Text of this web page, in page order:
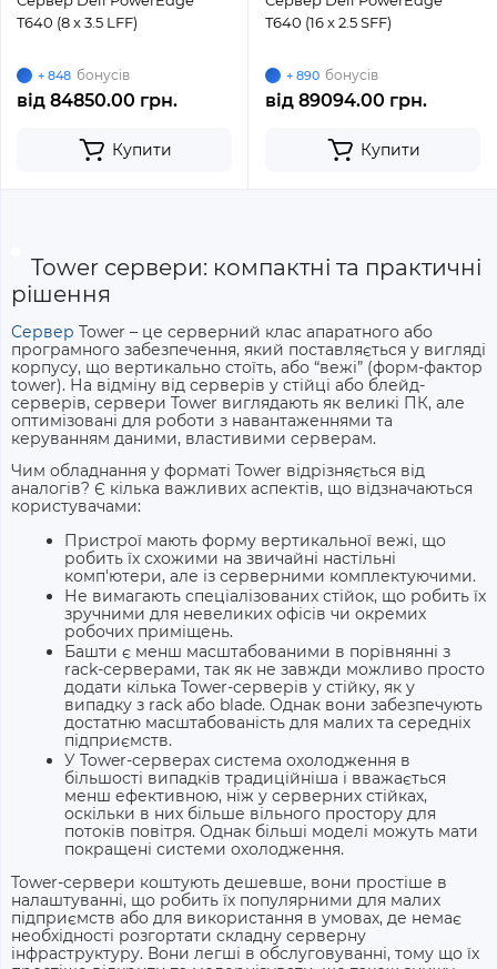
T640 (8 x 3.5 LFF)
+ 848 бонусів
від 84850.00 грн.
Купити
T640 (16 x 2.5 SFF)
+ 890 бонусів
від 89094.00 грн.
Купити
Tower сервери: компактні та практичні
рішення
Сервер Tower – це серверний клас апаратного або
програмного забезпечення, який поставляється у вигляді
корпусу, що вертикально стоїть, або “вежі” (форм-фактор
tower). На відміну від серверів у стійці або блейд-
серверів, сервери Tower виглядають як великі ПК, але
оптимізовані для роботи з навантаженнями та
керуванням даними, властивими серверам.
Чим обладнання у форматі Tower відрізняється від
аналогів? Є кілька важливих аспектів, що відзначаються
користувачами:
Пристрої мають форму вертикальної вежі, що
робить їх схожими на звичайні настільні
комп'ютери, але із серверними комплектуючими.
Не вимагають спеціалізованих стійок, що робить їх
зручними для невеликих офісів чи окремих
робочих приміщень.
Башти є менш масштабованими в порівнянні з
rack-серверами, так як не завжди можливо просто
додати кілька Tower-серверів у стійку, як у
випадку з rack або blade. Однак вони забезпечують
достатню масштабованість для малих та середніх
підприємств.
У Tower-серверах система охолодження в
більшості випадків традиційніша і вважається
менш ефективною, ніж у серверних стійках,
оскільки в них більше вільного простору для
потоків повітря. Однак більші моделі можуть мати
покращені системи охолодження.
Tower-сервери коштують дешевше, вони простіше в
налаштуванні, що робить їх популярними для малих
підприємств або для використання в умовах, де немає
необхідності розгортати складну серверну
інфраструктуру. Вони легші в обслуговуванні, тому що їх